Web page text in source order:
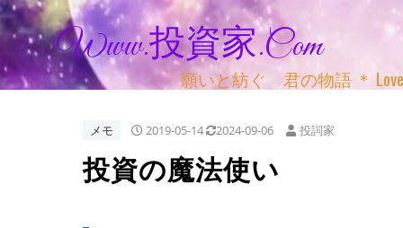
Www.投資家.com
願いと紡ぐ 君の物語 ＊
メモ 2019-05-14 2024-09-06 投詞家
投資の魔法使い